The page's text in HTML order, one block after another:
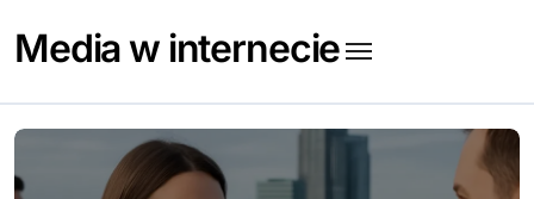
content
Media w internecie